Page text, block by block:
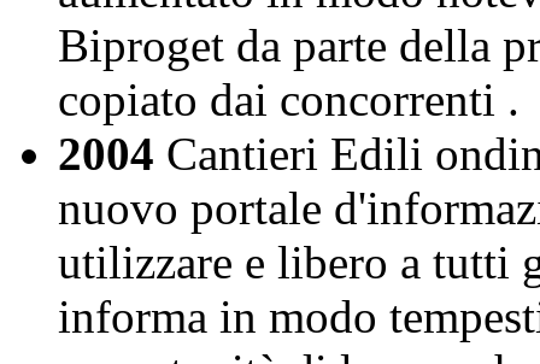
Biproget da parte della
copiato dai concorrenti .
2004 Cantieri Edili
nuovo portale
utilizzare e libero a tutti
informa in modo